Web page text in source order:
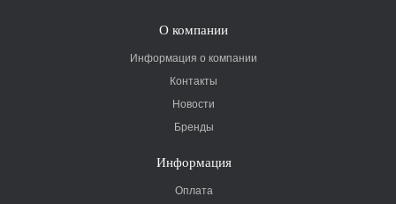
О компании
Информация о компании
Контакты
Новости
Бренды
Информация
Оплата